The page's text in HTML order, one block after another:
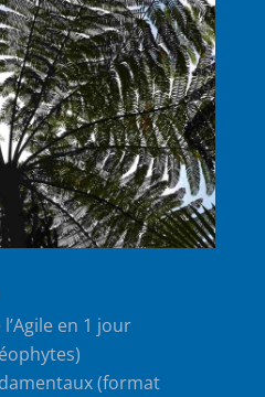
l’Agile en 1 jour
(format